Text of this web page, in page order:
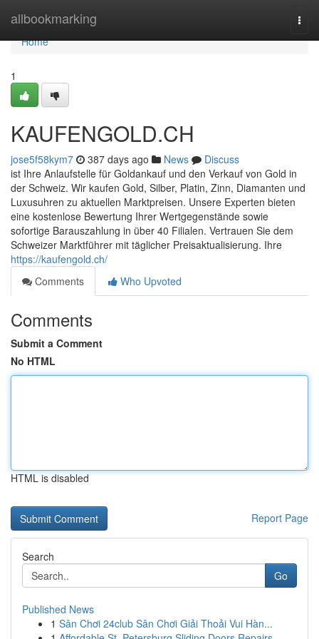
allbookmarking
Home
Home
1
KAUFENGOLD.CH
jose5f58kym7 387 days ago News
Discuss
ist Ihre Anlaufstelle für Goldankauf und den Verkauf von Gold in
der Schweiz. Wir kaufen Gold, Silber, Platin, Zinn, Diamanten und
Luxusuhren zu aktuellen Marktpreisen. Unsere Experten bieten
eine kostenlose Bewertung Ihrer Wertgegenstände sowie
sofortige Barauszahlung in über 40 Filialen. Vertrauen Sie dem
Schweizer Marktführer mit täglicher Preisaktualisierung. Ihre
https://kaufengold.ch/
Comments
Who Upvoted
Comments
Submit a Comment
No HTML
HTML is disabled
Report Page
Search
Go
Published News
1 Sân Chơi 24club Sân Chơi Giải Thoải Vui Hàn...